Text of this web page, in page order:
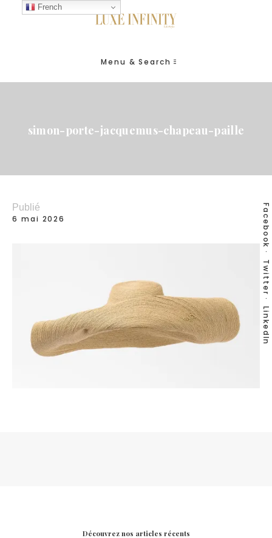
Menu & Search
simon-porte-jacquemus-chapeau-paille
Facebook
Twitter
LinkedIn
Publié
6 mai 2026
Découvrez nos articles récents
French